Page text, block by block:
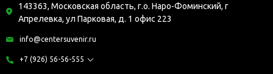
143363, Московская область, г.о. Наро-Фоминский, г
Апрелевка, ул Парковая, д. 1 офис 223
info@centersuvenir.ru
+7 (926) 56-56-555